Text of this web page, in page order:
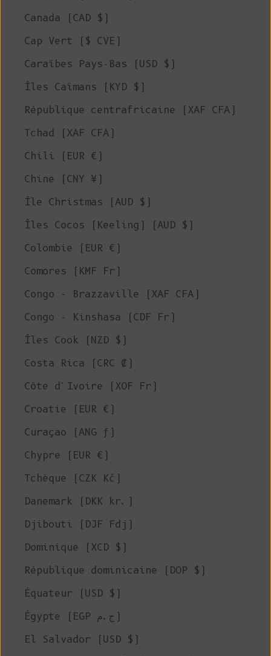
Canada (CAD $)
Cap Vert ($ CVE)
Caraïbes Pays-Bas (USD $)
Îles Caïmans (KYD $)
République centrafricaine (XAF CFA)
Tchad (XAF CFA)
Chili (EUR €)
Chine (CNY ¥)
Île Christmas (AUD $)
Îles Cocos (Keeling) (AUD $)
Colombie (EUR €)
Comores (KMF Fr)
Congo - Brazzaville (XAF CFA)
Congo - Kinshasa (CDF Fr)
Îles Cook (NZD $)
Costa Rica (CRC ₡)
Côte d'Ivoire (XOF Fr)
Croatie (EUR €)
Curaçao (ANG ƒ)
Chypre (EUR €)
Tchèque (CZK Kč)
Danemark (DKK kr.)
Djibouti (DJF Fdj)
Dominique (XCD $)
République dominicaine (DOP $)
Équateur (USD $)
Égypte (EGP ج.م)
El Salvador (USD $)